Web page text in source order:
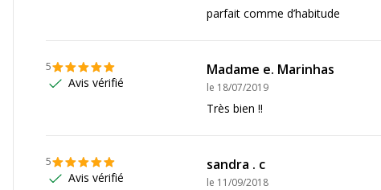
parfait comme d’habitude
5
Avis vérifié
Madame e. Marinhas
le 18/07/2019
Très bien !!
5
Avis vérifié
sandra . c
le 11/09/2018